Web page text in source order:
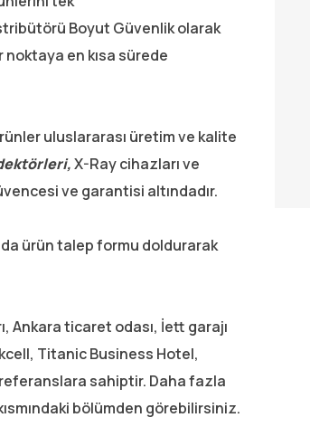
Boyut Güvenlik olarak
en kısa sürede
uluslararası üretim ve kalite
X-Ray cihazları ve
ve garantisi altındadır.
ürün talep formu doldurarak
Ankara ticaret odası, İett garajı
Titanic Business Hotel,
referanslara sahiptir. Daha fazla
bölümden görebilirsiniz.